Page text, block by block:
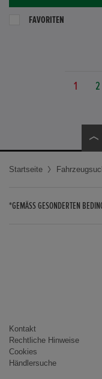
FAVORITEN
1 2
Startseite
*GEMÄSS GESONDERTEN
CIVIC / CIVIC LIMOUSINE
INSIGHT
ACCORD
Kontakt
Rechtliche Hinweise
Cookies
Händlersuche